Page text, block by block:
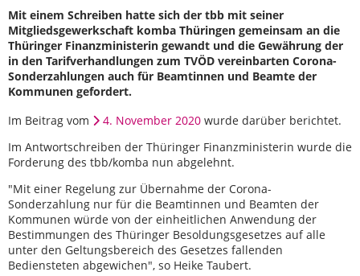
Mit einem Schreiben hatte sich der tbb mit seiner
Mitgliedsgewerkschaft komba Thüringen gemeinsam an die
Thüringer Finanzministerin gewandt und die Gewährung der
in den Tarifverhandlungen zum TVÖD vereinbarten Corona-
Sonderzahlungen auch für Beamtinnen und Beamte der
Kommunen gefordert.
Im Beitrag vom
4. November 2020 wurde darüber berichtet.
Im Antwortschreiben der Thüringer Finanzministerin wurde die
Forderung des tbb/komba nun abgelehnt.
"Mit einer Regelung zur Übernahme der Corona-
Sonderzahlung nur für die Beamtinnen und Beamten der
Kommunen würde von der einheitlichen Anwendung der
Bestimmungen des Thüringer Besoldungsgesetzes auf alle
unter den Geltungsbereich des Gesetzes fallenden
Bediensteten abgewichen", so Heike Taubert.